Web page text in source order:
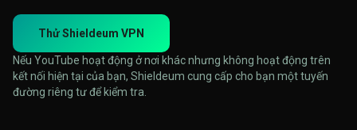
Thử Shieldeum VPN
Nếu YouTube hoạt động ở nơi khác nhưng không hoạt động trên
kết nối hiện tại của bạn, Shieldeum cung cấp cho bạn một tuyến
đường riêng tư để kiểm tra.